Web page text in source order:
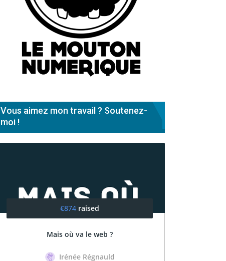
Vous aimez mon travail ? Soutenez-
moi !